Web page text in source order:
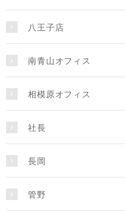
八王子店
南青山オフィス
相模原オフィス
社長
長岡
管野